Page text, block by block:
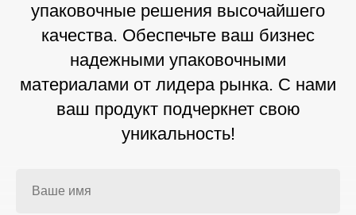
упаковочные решения высочайшего
качества. Обеспечьте ваш бизнес
надежными упаковочными
материалами от лидера рынка. С нами
ваш продукт подчеркнет свою
уникальность!